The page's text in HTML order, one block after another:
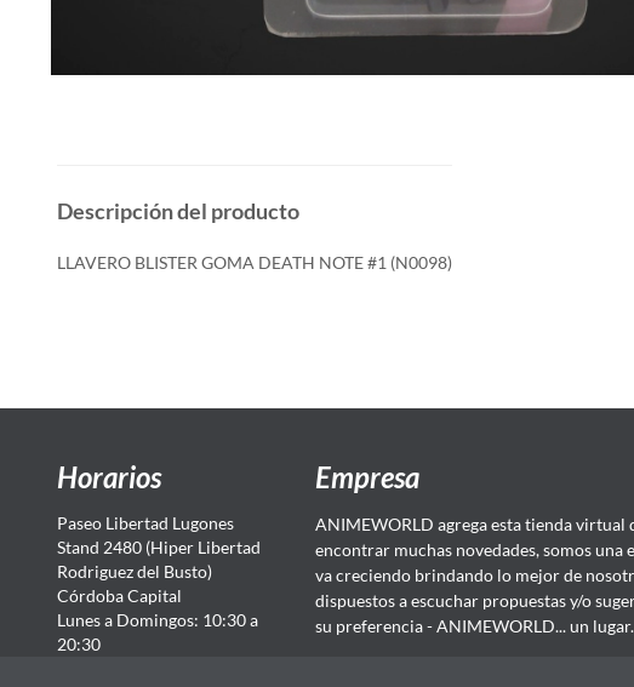
Descripción del producto
LLAVERO BLISTER GOMA DEATH NOTE #1 (N0098)
Horarios
Paseo Libertad Lugones
Stand 2480 (Hiper Libertad
Rodriguez del Busto)
Córdoba Capital
Lunes a Domingos: 10:30 a
20:30
Empresa
ANIMEWORLD agrega esta tienda virtual
encontrar muchas novedades, somos una
va creciendo brindando lo mejor de
dispuestos a escuchar propuestas y/o
su preferencia - ANIMEWORLD... un